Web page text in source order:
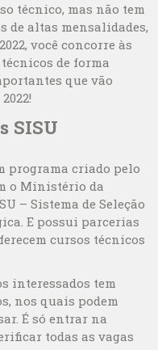
técnico, mas não tem
de altas mensalidades,
você concorre às
de forma
que vão
SISU
programa criado pelo
o Ministério da
– Sistema de Seleção
E possui parcerias
cursos técnicos
interessados tem
nos quais podem
É só entrar na
todas as vagas